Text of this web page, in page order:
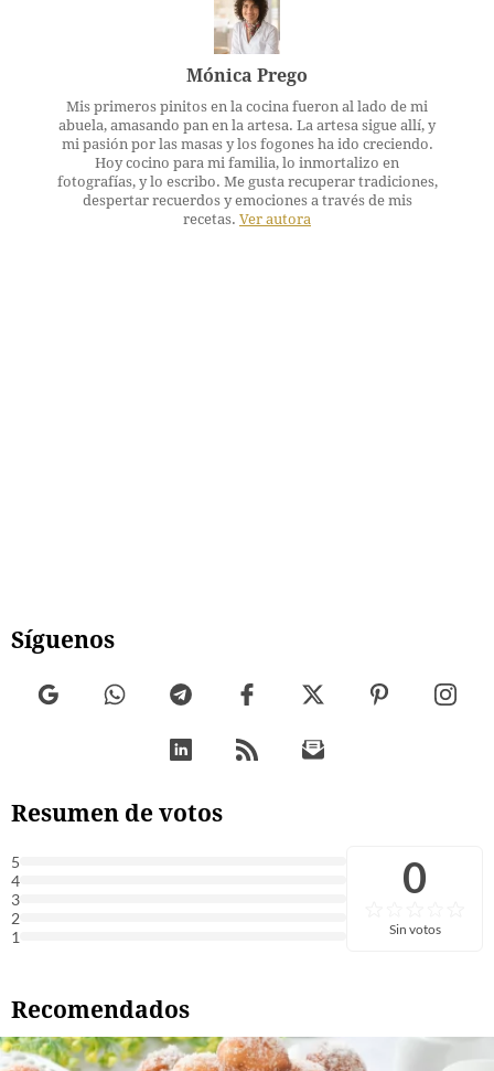
Mónica Prego
Mis primeros pinitos en la cocina fueron al lado de mi
abuela, amasando pan en la artesa. La artesa sigue allí, y
mi pasión por las masas y los fogones ha ido creciendo.
Hoy cocino para mi familia, lo inmortalizo en
fotografías, y lo escribo. Me gusta recuperar tradiciones,
despertar recuerdos y emociones a través de mis
recetas. Ver autora
Síguenos
Resumen de votos
5
4
3
2
1
0
Sin votos
Recomendados